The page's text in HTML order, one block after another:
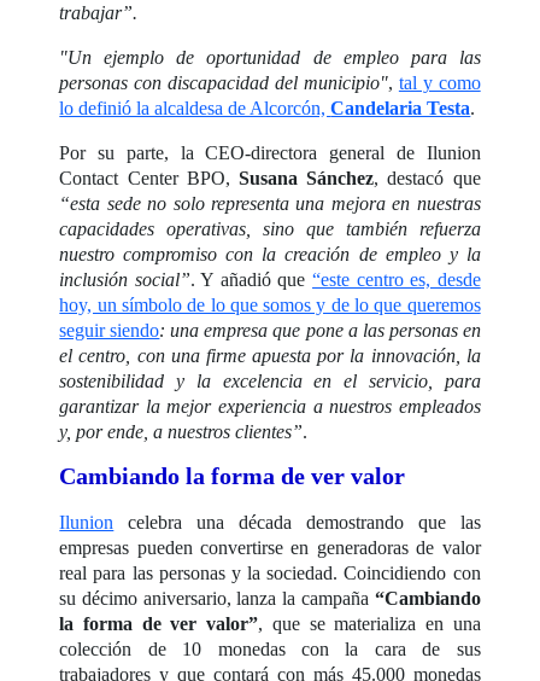
trabajar”.
"Un ejemplo de oportunidad de empleo para las
personas con discapacidad del municipio", tal y como
lo definió la alcaldesa de Alcorcón,Candelaria Testa.
Por su parte, la CEO-directora general de Ilunion
Contact Center BPO, Susana Sánchez, destacó que
“esta sede no solo representa una mejora en nuestras
capacidades operativas, sino que también refuerza
nuestro compromiso con la creación de empleo y la
inclusión social”. Y añadió que“este centro es, desde
hoy, un símbolo de lo que somos y de lo que queremos
seguir siendo: una empresa que pone a las personas en
el centro, con una firme apuesta por la innovación, la
sostenibilidad y la excelencia en el servicio, para
garantizar la mejor experiencia a nuestros empleados
y, por ende, a nuestros clientes”.
Cambiando la forma de ver valor
Ilunion celebra una década demostrando que las
empresas pueden convertirse en generadoras de valor
real para las personas y la sociedad. Coincidiendo con
su décimo aniversario, lanza la campaña “Cambiando
la forma de ver valor”, que se materializa en una
colección de 10 monedas con la cara de sus
trabajadores y que contará con más 45.000 monedas